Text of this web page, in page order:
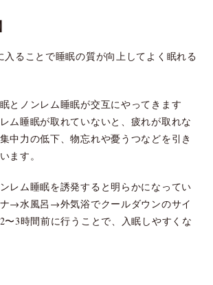
入ることで睡眠の質が向上してよく眠れる
とノンレム睡眠が交互にやってきます
ム睡眠が取れていないと、疲れが取れな
中力の低下、物忘れや憂うつなどを引き
ます。
レム睡眠を誘発すると明らかになってい
→水風呂→外気浴でクールダウンのサイ
〜3時間前に行うことで、入眠しやすくな